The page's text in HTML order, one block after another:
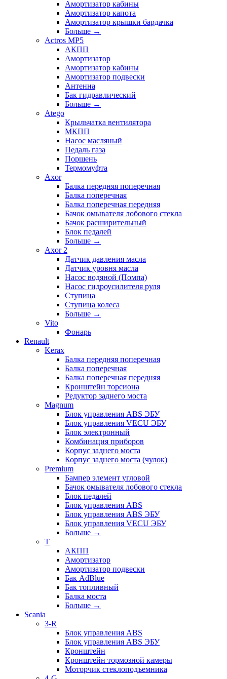
Амортизатор кабины
Амортизатор капота
Амортизатор крышки бардачка
Больше →
Actros MP5
АКПП
Амортизатор
Амортизатор кабины
Амортизатор подвески
Антенна
Бак гидравлический
Больше →
Atego
Крыльчатка вентилятора
МКПП
Насос масляный
Педаль газа
Поршень
Термомуфта
Axor
Балка передняя поперечная
Балка поперечная
Балка поперечная передняя
Бачок омывателя лобового стекла
Бачок расширительный
Блок педалей
Больше →
Axor 2
Датчик давления масла
Датчик уровня масла
Насос водяной (Помпа)
Насос гидроусилителя руля
Ступица
Ступица колеса
Больше →
Vito
Фонарь
Renault
Kerax
Балка передняя поперечная
Балка поперечная
Балка поперечная передняя
Кронштейн торсиона
Редуктор заднего моста
Magnum
Блок управления ABS ЭБУ
Блок управления VECU ЭБУ
Блок электронный
Комбинация приборов
Корпус заднего моста
Корпус заднего моста (чулок)
Premium
Бампер элемент угловой
Бачок омывателя лобового стекла
Блок педалей
Блок управления ABS
Блок управления ABS ЭБУ
Блок управления VECU ЭБУ
Больше →
T
АКПП
Амортизатор
Амортизатор подвески
Бак AdBlue
Бак топливный
Балка моста
Больше →
Scania
3-R
Блок управления ABS
Блок управления ABS ЭБУ
Кронштейн
Кронштейн тормозной камеры
Моторчик стеклоподъемника